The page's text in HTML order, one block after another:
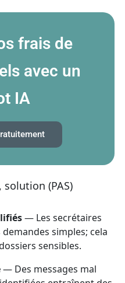
frais de
avec un
IA
(PAS)
— Les secrétaires
simples; cela
sensibles.
— Des messages mal